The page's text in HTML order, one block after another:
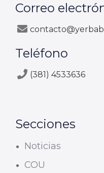
Correo
Teléfono
(381) 4533636
Secciones
Noticias
COU